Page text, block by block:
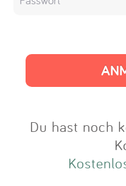
Du hast noch